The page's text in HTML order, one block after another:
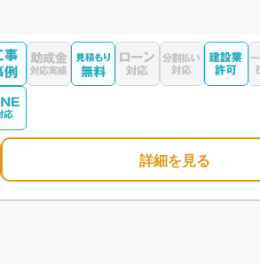
詳細を見る